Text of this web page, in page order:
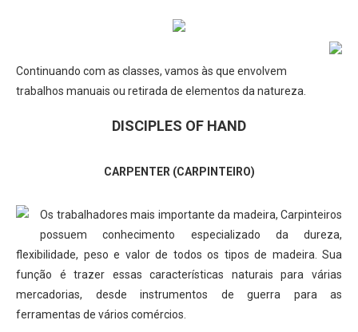
Continuando com as classes, vamos às que envolvem
trabalhos manuais ou retirada de elementos da natureza.
DISCIPLES OF HAND
CARPENTER (CARPINTEIRO)
Os trabalhadores mais importante da madeira, Carpinteiros
possuem conhecimento especializado da dureza,
flexibilidade, peso e valor de todos os tipos de madeira. Sua
função é trazer essas características naturais para várias
mercadorias, desde instrumentos de guerra para as
ferramentas de vários comércios.